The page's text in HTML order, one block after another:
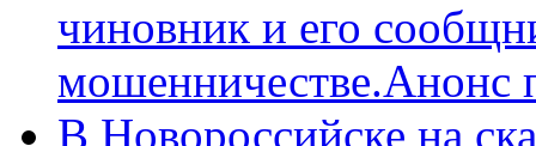
чиновник и его
мошенничестве.Анонс
В Новороссийске на